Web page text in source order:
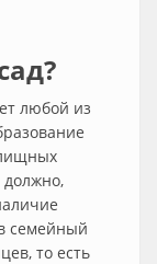
любой из
семейный
то есть